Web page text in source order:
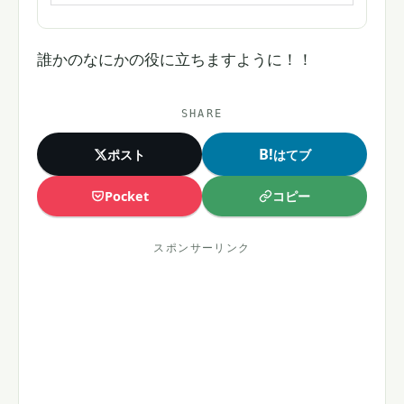
誰かのなにかの役に立ちますように！！
SHARE
ポスト B!はてブ
Pocket コピー
スポンサーリンク